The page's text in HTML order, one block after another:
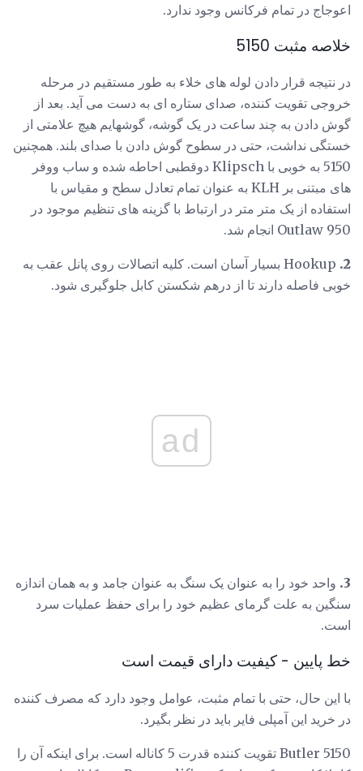
اعوجاج در تمام فرکانس وجود ندارد.
خلاصه مثبت 5150
در نتیجه قرار دادن لوله های خلاء به طور مستقیم در مرحله
خروجی تقویت کننده، صدای ستاره ای به دست می آید. بعد از
گوش دادن به چند ساعت در یک گوشه، گوشهایم هیچ علامتی از
خستگی نداشت، حتی در سطوح گوش دادن با صدای بلند. همچنین
5150 به خوبی با Klipsch دوقطبی احاطه شده و ساب ووفر
های مبتنی بر KLH به عنوان تمام تعادل سطح و مقیاس با
استفاده از یک متر متر در ارتباط با گزینه های تنظیم موجود در
Outlaw 950 انجام شد.
2.
Hookup بسیار آسان است. کلیه اتصالات روی پانل عقب به
خوبی فاصله دارند تا از درهم شکستن کابل جلوگیری شود.
ad
3. واحد خود را به عنوان یک سنگ به عنوان جامد و به همان اندازه
سنگین به علت گرمای عظیم خود را برای حفظ عملیات سرد
است.
خط پایین - کیفیت دارای قیمت است
با این حال، حتی با تمام مثبت، عوامل وجود دارد که مصرف کننده
در خرید این آمپلی فایر باید در نظر بگیرد.
Butler 5150 تقویت کننده قدرت 5 کاناله است. برای اینکه آن را